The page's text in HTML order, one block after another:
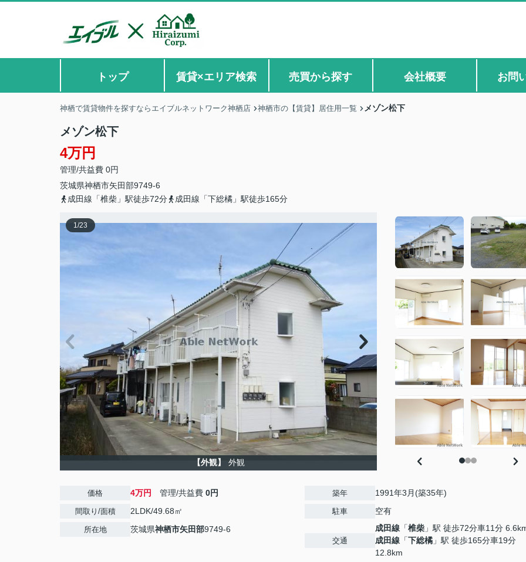
トップ 賃貸×エリア検索 売買から探す 会社概要 お問
神栖で賃貸物件を探すならエイブルネットワーク神栖店 神栖市の【賃貸】居住用一覧 メゾン松下
メゾン松下
4万円
管理/共益費 0円
茨城県神栖市矢田部9749-6
成田線「椎柴」駅徒歩72分
成田線「下総橘」駅徒歩165分
1/23
【外観】 外観
価格 4万円 管理/共益費 0円
間取り/面積 2LDK/49.68㎡
所在地 茨城県神栖市矢田部9749-6
築年 1991年3月(築35年)
駐車 空有
交通
成田線 「椎柴 」駅 徒歩72分車11分
成田線 「下総橘 」駅 徒歩165分車19分
12.8km